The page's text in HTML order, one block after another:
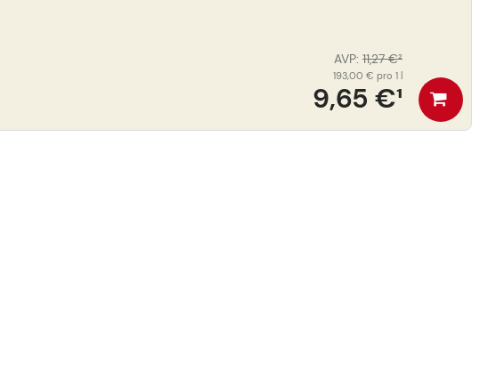
9,65 €¹
AVP: 11,27 €²
193,00 € pro 1 l